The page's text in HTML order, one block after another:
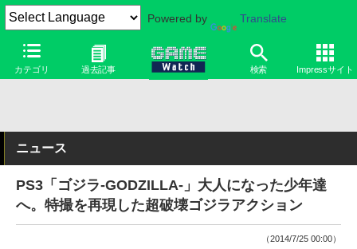
Powered by Translate
カテゴリ 過去記事 検索 Impressサイト
ニュース
PS3「ゴジラ-GODZILLA-」大人になった少年達
へ。特撮を再現した超破壊ゴジラアクション
（2014/7/25 00:00）